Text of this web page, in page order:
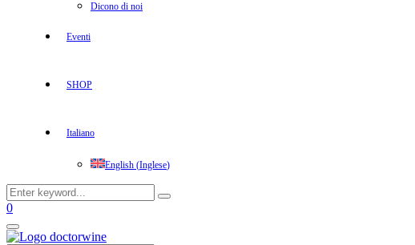
Dicono di noi
Eventi
SHOP
Italiano
English (Inglese)
Search
for:
Search
Facebook
Twitter
Instagram
Linkedin
Youtube
0
Primary